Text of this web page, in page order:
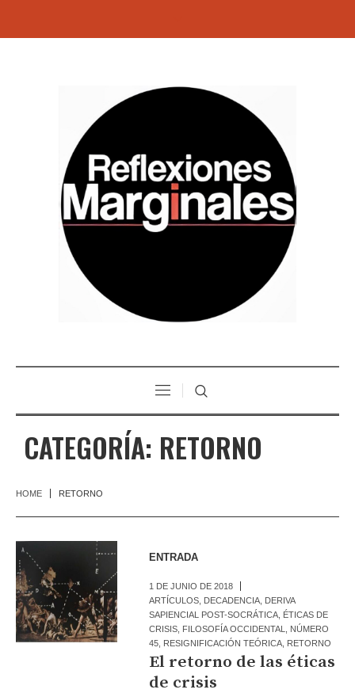
CATEGORÍA: RETORNO
HOME RETORNO
ENTRADA
1 DE JUNIO DE 2018
ARTÍCULOS DECADENCIA DERIVA
SAPIENCIAL POST-SOCRÁTICA ÉTICAS DE
CRISIS FILOSOFÍA OCCIDENTAL
NÚMERO
45 RESIGNIFICACIÓN TEÓRICA RETORNO
El retorno de las éticas
de crisis